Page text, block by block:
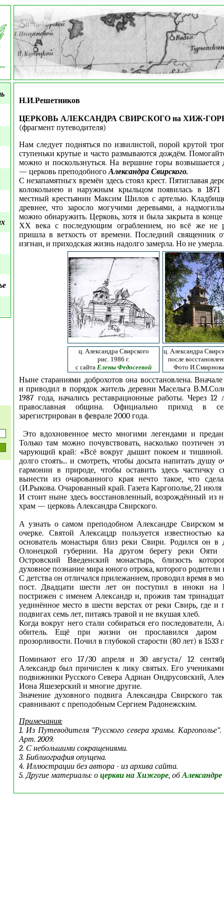
Н.И.Решетников
ЦЕРКОВЬ АЛЕКСАНДРА СВИРСКОГО на ХИЖ-
(фрагмент путеводителя)
Нам следует подняться по извилистой, порой крутой
ступеньки крутые и часто размываются дождём.
можно и поскользнуться. На вершине горы возвышается
— церковь преподобногоАлександра Свирского.
С незапамятньгх времён здесь стоял крест. Пятиглавая
колокольнею и наружным крыльцом появилась в 1871
местный крестьянин Максим Шилов с артелью. Кладбище
древнее, что заросло могучими деревьями, а
можно обнаружить. Церковь, хотя и была закрыта в
ХХ века с последующим ограблением, но всё же не
пришла в ветхость от времени. Последний священник
изгнан, и приходская жизнь надолго замерла. Но не умерла.
ц. Александра Свирского
рис. 1986 г.
с сайта Елены Федосеевой
ц. Александра
после
Фото И.Смирнова
Ныне стараниями доброхотов она восстановлена.
и приводил в порядок житель деревни Масельга
1987 года, начались реставрационные работы. Через 12
православная община. Официально приход в
зарегистрирован в феврале 2000 года.
Это вдохновенное место многими легендами и
Только там можно почувствовать, насколько поэтичен
чарующий край: «Всё вокруг дышит покоем и тишиной.
долго стоять... и смотреть, чтобы досыта напитать
гармонии в природе, чтобы оставить здесь частичку
вынести из очарованного края нечто такое, что
(И.Рыкова. Очарованный край. Газета Каргополье, 21 июля
И стоит ныне здесь восстановленный, возрождённый из
храм — церковь Александра Свирского.
А узнать о самом преподобном Александре Свирском
очерке. Святой Алексацдр пользуется известностью
основатель монастыря близ реки Свири. Родился он в
Олонецкой губернии. На другом берегу реки Ояти
Островский Введенский монастырь, близость
духовное познание мира юного отрока, которого
С детства он отличался прилежанием, проводил время в
пост. Двадцати шести лет он поступил в иноки на
пострижен с именем Александр и, прожив там
уединённое место в шести верстах от реки Свирь, где и
подвигах семь лет, питаясь травой и не вкушая хлеб.
Когда вокруг него стали собираться его последователи,
обитель. Ещё при жизни он прославился даром
прозорливости. Почил в глубокой старости (80 лет) в 1533
Поминают его 17/30 апреля и 30 августа/ 12
Александр был причислен к лику святых. Его
подвижники Русского Севера Адриан Ондрусовский,
Иона Яшезерский и многие другие.
Значение духовного подвига Александра Свирского
сравнивают с преподобным Сергием Радонежским.
Примечания:
1. Из Путеводителя "Русского севера храмы.
Арт. 2009.
2. С небольшими сокращениями.
3. Библиография опущена.
4. Иллюстрации без автора - из архива сайта.
5. Другие материалы: о церкви на Хижгоре, об